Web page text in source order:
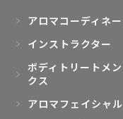
アロマコーディネ
インストラクター
ボディトリートメ
クス
アロマフェイシャ